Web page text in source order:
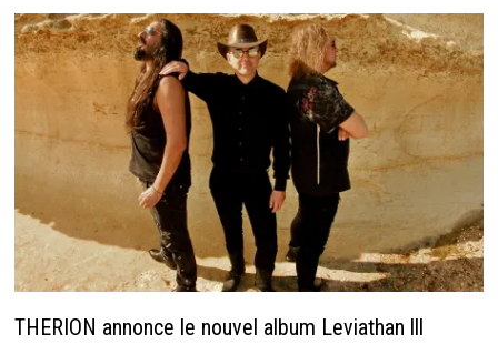
THERION annonce le nouvel album Leviathan lll